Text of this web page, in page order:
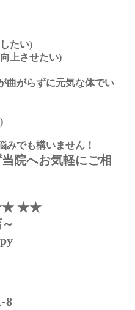
たい)
上させたい)
曲がらずに元気な体でい
みでも構いません！
院へお気軽にご相
★★
8